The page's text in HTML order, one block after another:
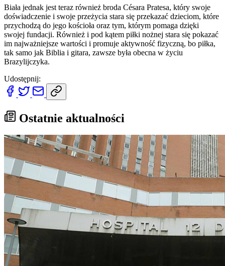
Biała jednak jest teraz również broda Césara Pratesa, który swoje
doświadczenie i swoje przeżycia stara się przekazać dzieciom, które
przychodzą do jego kościoła oraz tym, którym pomaga dzięki
swojej fundacji. Również i pod kątem piłki nożnej stara się pokazać
im najważniejsze wartości i promuje aktywność fizyczną, bo piłka,
tak samo jak Biblia i gitara, zawsze była obecna w życiu
Brazylijczyka.
Udostępnij:
Ostatnie aktualności